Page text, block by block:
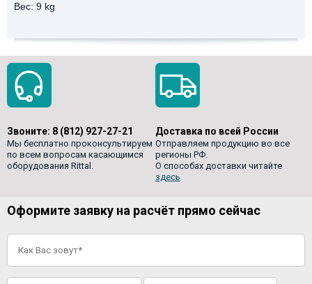
Вес: 9 kg
Звоните: 8 (812) 927-27-21
Мы бесплатно проконсультируем
по всем вопросам касающимся
оборудования Rittal.
Доставка по всей России
Отправляем продукцию во все
регионы РФ.
О способах доставки читайте
здесь
Оформите заявку на расчёт прямо сейчас